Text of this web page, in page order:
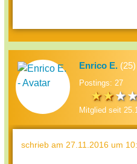
Enrico E.
Postings: 27
Mitglied seit
schrieb am 27.11.2016 um